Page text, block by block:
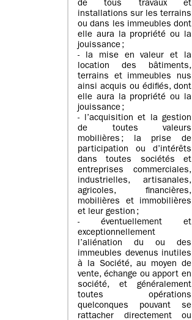
de tous travaux et
installations sur les terrains
ou dans les immeubles dont
elle aura la propriété ou la
jouissance ;
- la mise en valeur et la
location des bâtiments,
terrains et immeubles nus
ainsi acquis ou édifiés, dont
elle aura la propriété ou la
jouissance ;
- l’acquisition et la gestion
de toutes valeurs
mobilières ; la prise de
participation ou d’intérêts
dans toutes sociétés et
entreprises commerciales,
industrielles, artisanales,
agricoles, financières,
mobilières et immobilières
et leur gestion ;
- éventuellement et
exceptionnellement
l’aliénation du ou des
immeubles devenus inutiles
à la Société, au moyen de
vente, échange ou apport en
société, et généralement
toutes opérations
quelconques pouvant se
rattacher directement ou